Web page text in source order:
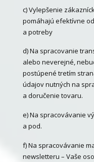
c) Vylepšenie
pomáhajú efektívne
a potreby
d) Na spracovanie
alebo neverejné,
postúpené tretím
údajov nutných na
a doručenie tovaru.
e) Na spracovávanie
a pod.
f) Na spracovávanie
newsletteru – Vaše